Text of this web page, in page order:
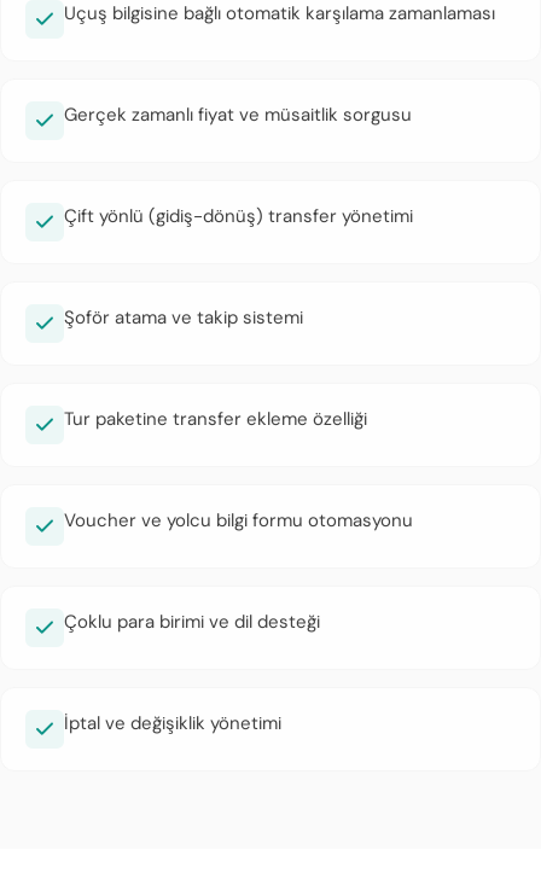
Uçuş bilgisine bağlı otomatik karşılama zamanlaması
Gerçek zamanlı fiyat ve müsaitlik sorgusu
Çift yönlü (gidiş-dönüş) transfer yönetimi
Şoför atama ve takip sistemi
Tur paketine transfer ekleme özelliği
Voucher ve yolcu bilgi formu otomasyonu
Çoklu para birimi ve dil desteği
İptal ve değişiklik yönetimi